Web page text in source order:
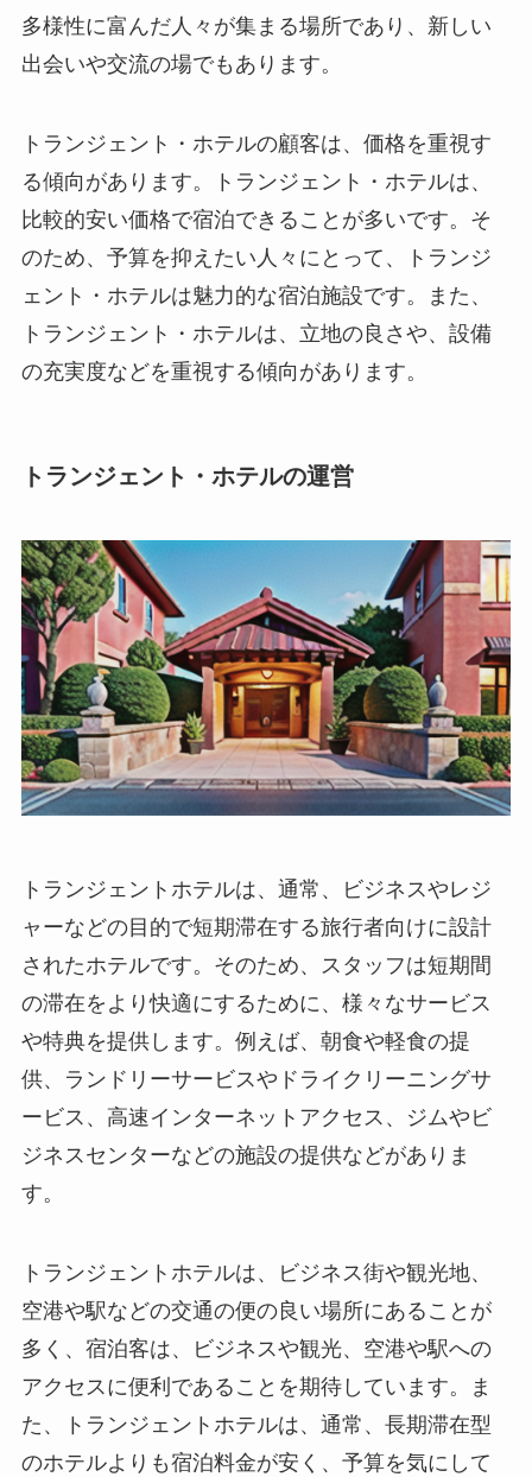
多様性に富んだ人々が集まる場所であり、新しい
出会いや交流の場でもあります。
トランジェント・ホテルの顧客は、価格を重視す
る傾向があります。トランジェント・ホテルは、
比較的安い価格で宿泊できることが多いです。そ
のため、予算を抑えたい人々にとって、トランジ
ェント・ホテルは魅力的な宿泊施設です。また、
トランジェント・ホテルは、立地の良さや、設備
の充実度などを重視する傾向があります。
トランジェント・ホテルの運営
トランジェントホテルは、通常、ビジネスやレジ
ャーなどの目的で短期滞在する旅行者向けに設計
されたホテルです。 そのため、
スタッフは短期間
の滞在をより快適にするために、様々なサービス
や特典を提供します。 例えば、朝食や軽食の提
供、ランドリーサービスやドライクリーニングサ
ービス、高速インターネットアクセス、ジムやビ
ジネスセンターなどの施設の提供などがありま
す。
トランジェントホテルは、ビジネス街や観光地、
空港や駅などの交通の便の良い場所にあることが
多く、宿泊客は、ビジネスや観光、空港や駅への
アクセスに便利であることを期待しています。
ま
た、
トランジェントホテルは、通常、長期滞在型
のホテルよりも宿泊料金が安く、予算を気にして